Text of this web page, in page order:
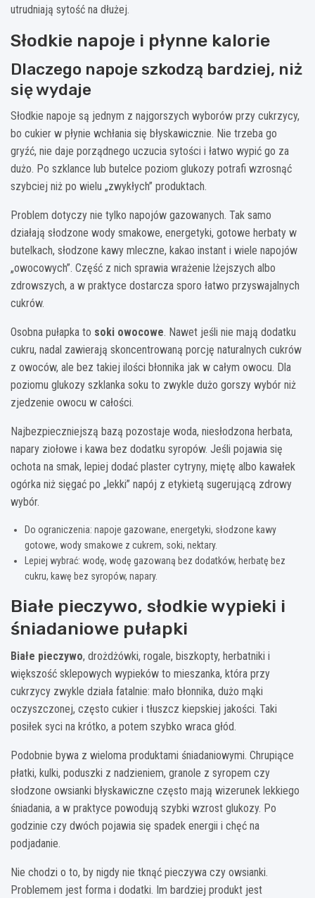
utrudniają sytość na dłużej.
Słodkie napoje i płynne kalorie
Dlaczego napoje szkodzą bardziej, niż
się wydaje
Słodkie napoje są jednym z najgorszych wyborów przy cukrzycy,
bo cukier w płynie wchłania się błyskawicznie. Nie trzeba go
gryźć, nie daje porządnego uczucia sytości i łatwo wypić go za
dużo. Po szklance lub butelce poziom glukozy potrafi wzrosnąć
szybciej niż po wielu „zwykłych” produktach.
Problem dotyczy nie tylko napojów gazowanych. Tak samo
działają słodzone wody smakowe, energetyki, gotowe herbaty w
butelkach, słodzone kawy mleczne, kakao instant i wiele napojów
„owocowych”. Część z nich sprawia wrażenie lżejszych albo
zdrowszych, a w praktyce dostarcza sporo łatwo przyswajalnych
cukrów.
Osobna pułapka to soki owocowe. Nawet jeśli nie mają dodatku
cukru, nadal zawierają skoncentrowaną porcję naturalnych cukrów
z owoców, ale bez takiej ilości błonnika jak w całym owocu. Dla
poziomu glukozy szklanka soku to zwykle dużo gorszy wybór niż
zjedzenie owocu w całości.
Najbezpieczniejszą bazą pozostaje woda, niesłodzona herbata,
napary ziołowe i kawa bez dodatku syropów. Jeśli pojawia się
ochota na smak, lepiej dodać plaster cytryny, miętę albo kawałek
ogórka niż sięgać po „lekki” napój z etykietą sugerującą zdrowy
wybór.
Do ograniczenia: napoje gazowane, energetyki, słodzone kawy
gotowe, wody smakowe z cukrem, soki, nektary.
Lepiej wybrać: wodę, wodę gazowaną bez dodatków, herbatę bez
cukru, kawę bez syropów, napary.
Białe pieczywo, słodkie wypieki i
śniadaniowe pułapki
Białe pieczywo, drożdżówki, rogale, biszkopty, herbatniki i
większość sklepowych wypieków to mieszanka, która przy
cukrzycy zwykle działa fatalnie: mało błonnika, dużo mąki
oczyszczonej, często cukier i tłuszcz kiepskiej jakości. Taki
posiłek syci na krótko, a potem szybko wraca głód.
Podobnie bywa z wieloma produktami śniadaniowymi. Chrupiące
płatki, kulki, poduszki z nadzieniem, granole z syropem czy
słodzone owsianki błyskawiczne często mają wizerunek lekkiego
śniadania, a w praktyce powodują szybki wzrost glukozy. Po
godzinie czy dwóch pojawia się spadek energii i chęć na
podjadanie.
Nie chodzi o to, by nigdy nie tknąć pieczywa czy owsianki.
Problemem jest forma i dodatki. Im bardziej produkt jest